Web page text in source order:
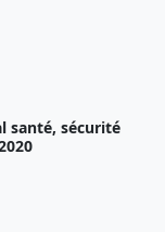
santé, sécurité